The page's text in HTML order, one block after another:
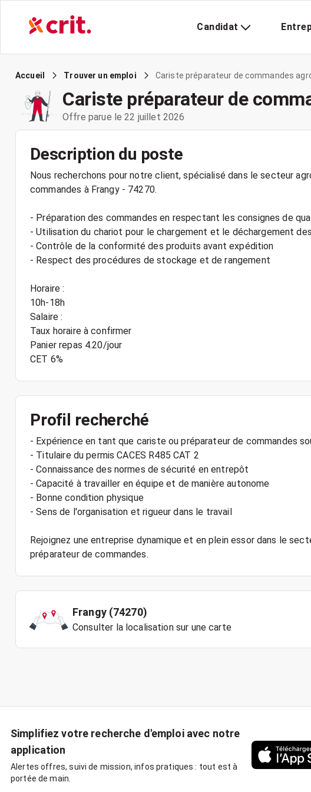
Candidat
Accueil Trouver un emploi Cariste préparateur de commandes
Cariste préparateur de
Offre parue le 22 juillet 2026
Description du poste
Nous recherchons pour notre client, spécialisé dans le secteur
commandes à Frangy - 74270.
- Préparation des commandes en respectant les consignes de
- Utilisation du chariot pour le chargement et le déchargement
- Contrôle de la conformité des produits avant expédition
- Respect des procédures de stockage et de rangement
Horaire :
10h-18h
Salaire :
Taux horaire à confirmer
Panier repas 4.20/jour
CET 6%
Profil recherché
- Expérience en tant que cariste ou préparateur de commandes
- Titulaire du permis CACES R485 CAT 2
- Connaissance des normes de sécurité en entrepôt
- Capacité à travailler en équipe et de manière autonome
- Bonne condition physique
- Sens de l'organisation et rigueur dans le travail
Rejoignez une entreprise dynamique et en plein essor dans le
Frangy (74270)
Consulter la localisation sur une carte
Simplifiez votre recherche d'emploi avec notre
application
Alertes offres, suivi de mission, infos pratiques : tout est à
portée de main.